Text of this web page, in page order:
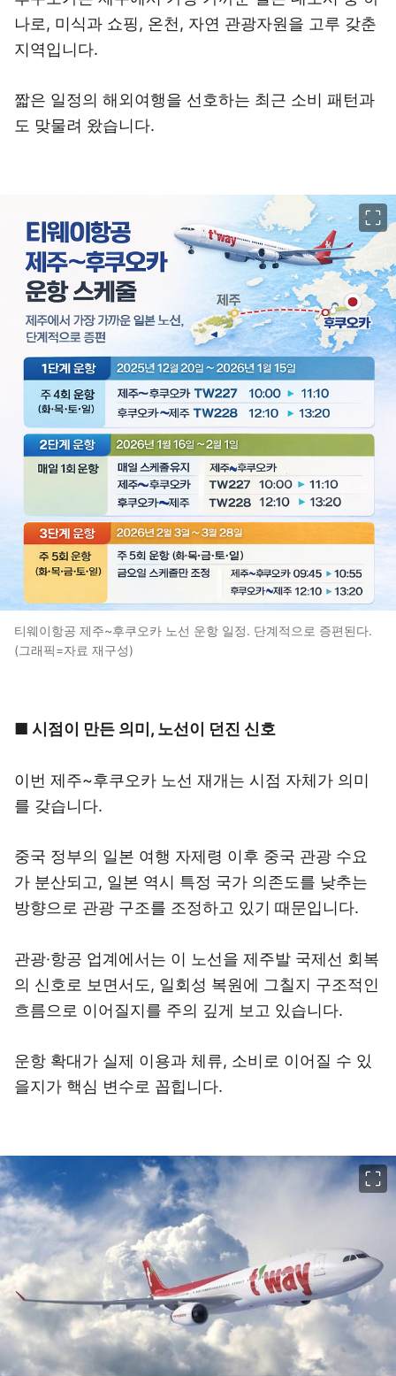
나로, 미식과 쇼핑, 온천, 자연 관광자원을 고루 갖춘
지역입니다.
짧은 일정의 해외여행을 선호하는 최근 소비 패턴과
도 맞물려 왔습니다.
티웨이항공 제주~후쿠오카 노선 운항 일정. 단계적으로 증편된다.
(그래픽=자료 재구성)
■ 시점이 만든 의미, 노선이 던진 신호
이번 제주~후쿠오카 노선 재개는 시점 자체가 의미
를 갖습니다.
중국 정부의 일본 여행 자제령 이후 중국 관광 수요
가 분산되고, 일본 역시 특정 국가 의존도를 낮추는
방향으로 관광 구조를 조정하고 있기 때문입니다.
관광·항공 업계에서는 이 노선을 제주발 국제선 회복
의 신호로 보면서도, 일회성 복원에 그칠지 구조적인
흐름으로 이어질지를 주의 깊게 보고 있습니다.
운항 확대가 실제 이용과 체류, 소비로 이어질 수 있
을지가 핵심 변수로 꼽힙니다.